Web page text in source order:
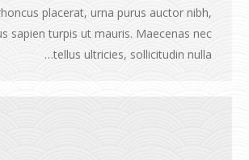
placerat, urna purus auctor nibh,
sapien turpis ut mauris. Maecenas nec
tellus ultricies, sollicitudin nulla…